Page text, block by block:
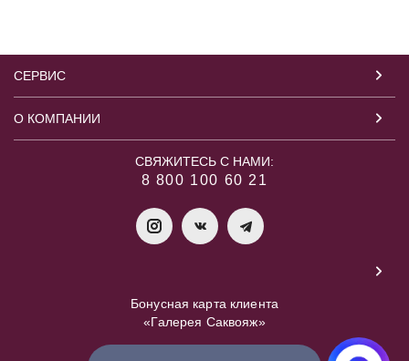
СЕРВИС
О КОМПАНИИ
СВЯЖИТЕСЬ С НАМИ:
8 800 100 60 21
Бонусная карта клиента
«Галерея Саквояж»